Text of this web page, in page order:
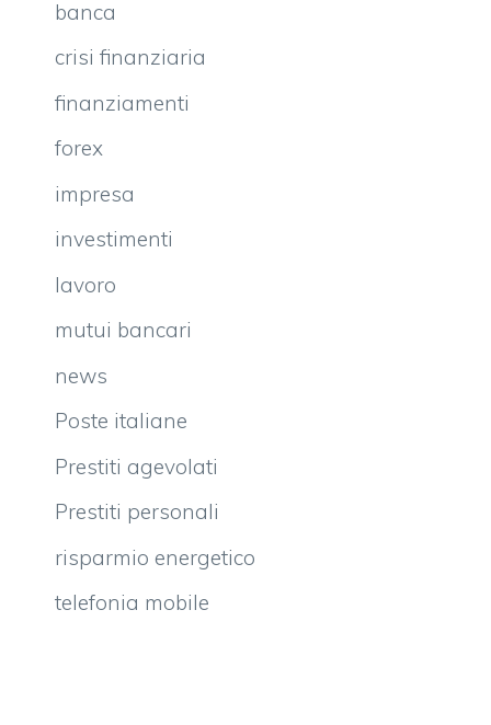
banca
crisi finanziaria
finanziamenti
forex
impresa
investimenti
lavoro
mutui bancari
news
Poste italiane
Prestiti agevolati
Prestiti personali
risparmio energetico
telefonia mobile